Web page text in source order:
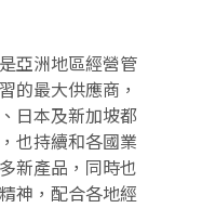
亞洲地區經營管
的最大供應商，
日本及新加坡都
也持續和各國業
新產品，同時也
神，配合各地經